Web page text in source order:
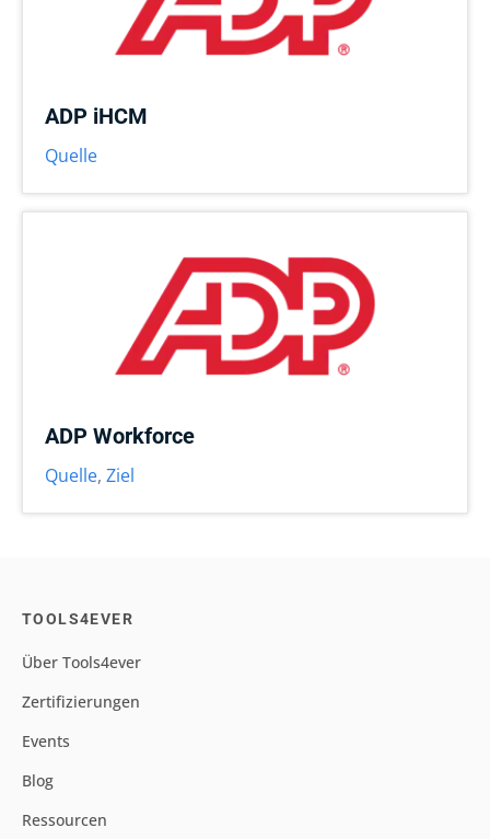
ADP iHCM
Quelle
ADP Workforce
Quelle, Ziel
TOOLS4EVER
Über Tools4ever
Zertifizierungen
Events
Blog
Ressourcen